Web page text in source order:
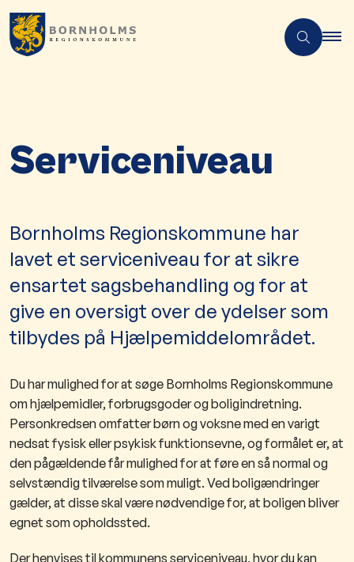
Serviceniveau
Bornholms Regionskommune har
lavet et serviceniveau for at sikre
ensartet sagsbehandling og for at
give en oversigt over de ydelser som
tilbydes på Hjælpemiddelområdet.
Du har mulighed for at søge Bornholms Regionskommune
om hjælpemidler, forbrugsgoder og boligindretning.
Personkredsen omfatter børn og voksne med en varigt
nedsat fysisk eller psykisk funktionsevne, og formålet er, at
den pågældende får mulighed for at føre en så normal og
selvstændig tilværelse som muligt. Ved boligændringer
gælder, at disse skal være nødvendige for, at boligen bliver
egnet som opholdssted.
Der henvises til kommunens serviceniveau, hvor du kan